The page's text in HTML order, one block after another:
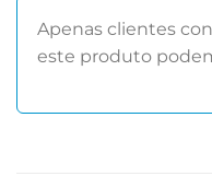
Apenas clientes
este produto